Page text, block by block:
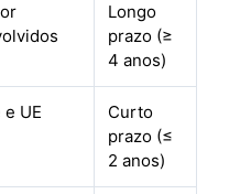
Longo
prazo (≥
4 anos)
UE
Curto
prazo (≤
2 anos)